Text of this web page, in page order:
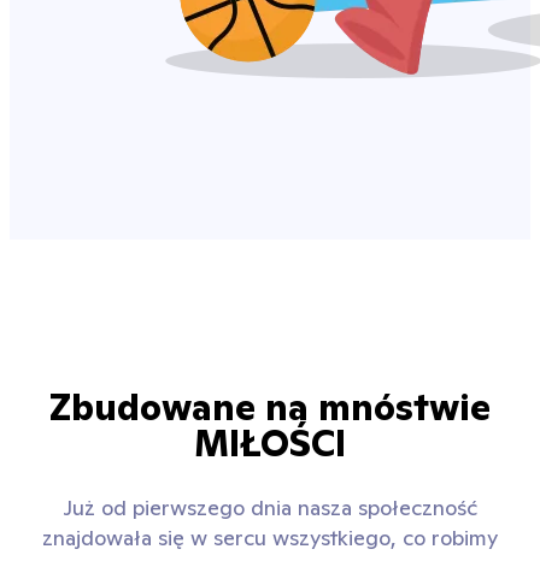
Zbudowane na mnóstwie
MIŁOŚCI
Już od pierwszego dnia nasza społeczność
znajdowała się w sercu wszystkiego, co robimy